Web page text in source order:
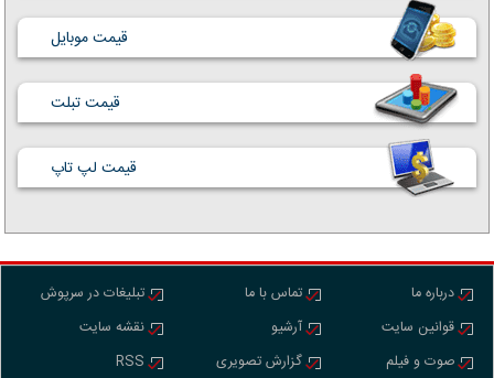
قیمت موبایل
قیمت تبلت
قیمت لپ تاپ
درباره ما
قوانین سایت
صوت و فیلم
تماس با ما
آرشیو
گزارش تصویری
تبلیغات در سرپوش
نقشه سایت
RSS